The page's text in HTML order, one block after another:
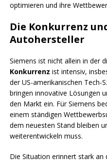
optimieren und ihre
Die Konkurrenz
Autohersteller
Siemens ist nicht allein in der
Konkurrenz ist intensiv,
der US-amerikanischen Tech-
bringen innovative Lösungen
den Markt ein. Für Siemens
einem ständigen
dem neuesten Stand bleiben
weiterentwickeln muss.
Die Situation erinnert stark an